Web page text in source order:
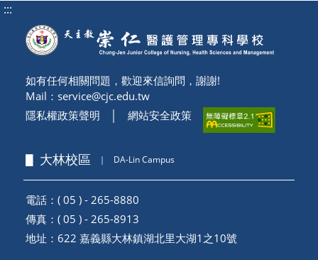
:::
如有任何相關問題，歡迎來信詢問，謝謝!
Mail： service@cjc.edu.tw
隱私權政策聲明
網站安全政策
▋ 大林校區 ｜ DA-Lin Campus
電話：( 05 ) - 265-8880
傳真：( 05 ) - 265-8913
地址： 622 嘉義縣大林鎮湖北里大湖1之10號